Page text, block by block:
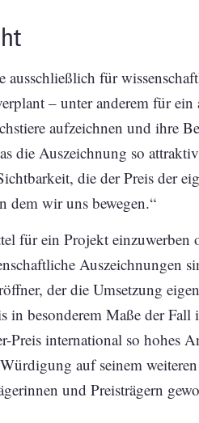
für
– unter anderem für ein
aufzeichnen und ihre
die Auszeichnung so
die der Preis der
dem wir uns bewegen.“
für ein Projekt einzuwerben
Auszeichnungen
der die Umsetzung
in besonderem Maße der Fall
international so hohes
auf seinem
und Preisträgern